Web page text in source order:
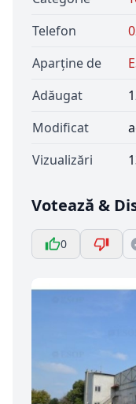
Telefon
Aparține de
Adăugat
Modificat
Vizualizări
Votează &
0